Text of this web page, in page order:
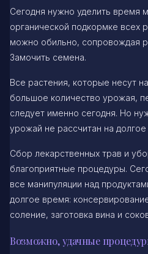
Сегодня нужно уделить время
органической подкормке всех
можно обильно, сопровождая
Замочить семена.
Все растения, которые несут
большое количество урожая,
следует именно сегодня. Но
урожай не рассчитан на долгое
Сбор лекарственных трав и
благоприятные процедуры.
все манипуляции над
долгое время:
соление, заготовка вина и
Возможно, удачные